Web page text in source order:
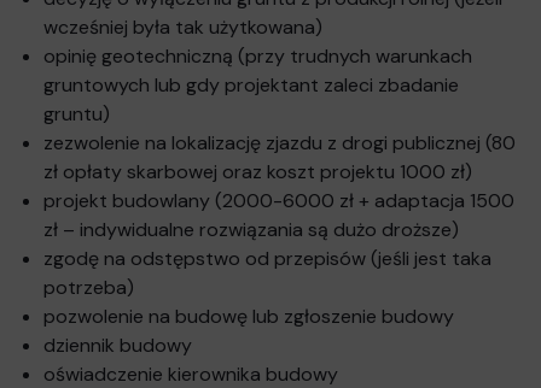
wcześniej była tak użytkowana)
opinię geotechniczną (przy trudnych warunkach
gruntowych lub gdy projektant zaleci zbadanie
gruntu)
zezwolenie na lokalizację zjazdu z drogi publicznej (80
zł opłaty skarbowej oraz koszt projektu 1000 zł)
projekt budowlany (2000-6000 zł + adaptacja 1500
zł – indywidualne rozwiązania są dużo droższe)
zgodę na odstępstwo od przepisów (jeśli jest taka
potrzeba)
pozwolenie na budowę lub zgłoszenie budowy
dziennik budowy
oświadczenie kierownika budowy